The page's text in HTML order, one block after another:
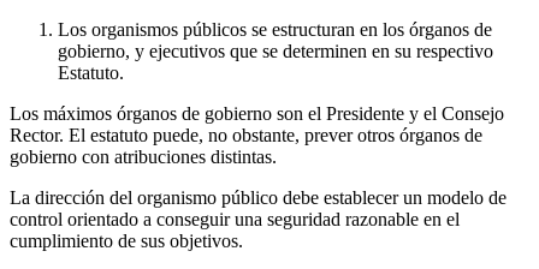
Los organismos públicos se estructuran en los órganos de
gobierno, y ejecutivos que se determinen en su respectivo
Estatuto.
Los máximos órganos de gobierno son el Presidente y el Consejo
Rector. El estatuto puede, no obstante, prever otros órganos de
gobierno con atribuciones distintas.
La dirección del organismo público debe establecer un modelo de
control orientado a conseguir una seguridad razonable en el
cumplimiento de sus objetivos.